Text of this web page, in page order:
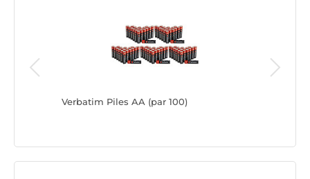
Verbatim Piles AA (par 100)